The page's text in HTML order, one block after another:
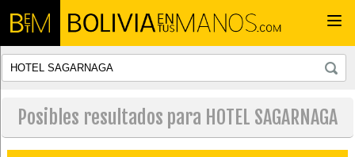
Posibles resultados para HOTEL SAGARNAGA